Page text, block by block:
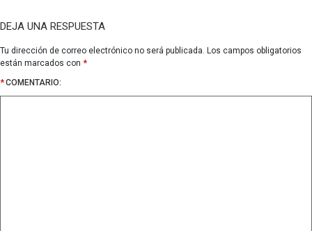
DEJA UNA RESPUESTA
Tu dirección de correo electrónico no será publicada. Los campos obligatorios
están marcados con *
*COMENTARIO: